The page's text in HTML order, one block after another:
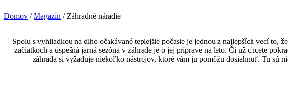
Domov /Magazín / Záhradné náradie
Spolu s vyhliadkou na dlho očakávané teplejšie počasie je jednou z najlepších vecí to,
začiatkoch a úspešná jarná sezóna v záhrade je o jej príprave na leto. Či už chcete
záhrada si vyžaduje niekoľko nástrojov, ktoré vám ju pomôžu dosiahnuť. Tu sú